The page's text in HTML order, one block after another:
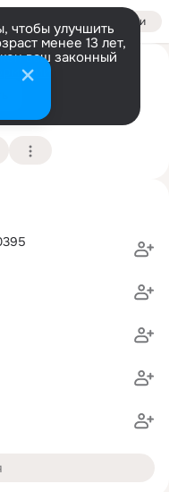
Войти
чтобы улучшить
менее 13 лет,
ваш законный
года)